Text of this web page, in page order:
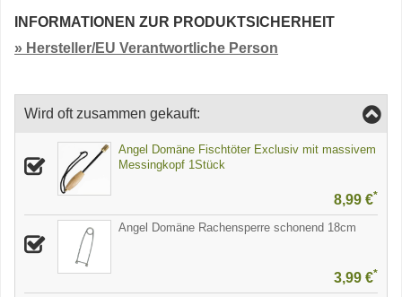
INFORMATIONEN ZUR PRODUKTSICHERHEIT
» Hersteller/EU Verantwortliche Person
Wird oft zusammen gekauft:
Angel Domäne Fischtöter Exclusiv mit massivem
Messingkopf 1Stück
8,99 €*
Angel Domäne Rachensperre schonend 18cm
3,99 €*